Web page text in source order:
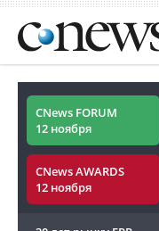
CNews FORUM
12 ноября
CNews AWARDS
12 ноября